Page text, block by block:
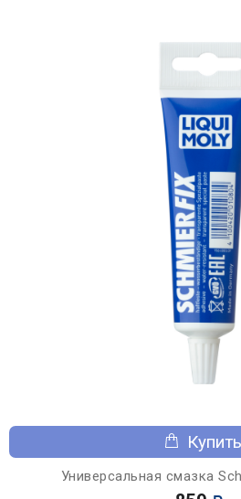
Купить
Универсальная смазка